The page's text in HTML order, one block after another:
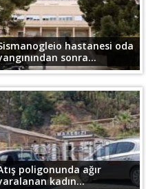
hastanesi oda
sonra...
poligonunda ağır
kadın...